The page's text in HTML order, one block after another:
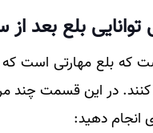
توانایی بلع بعد
که بلع مهارتی است که
کنند. در این قسمت چند
انجام دهید: